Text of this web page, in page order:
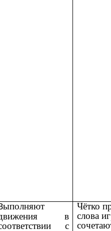
ыполняют
в
с
Чётко
слова